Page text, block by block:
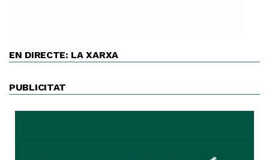
EN DIRECTE: LA XARXA
PUBLICITAT